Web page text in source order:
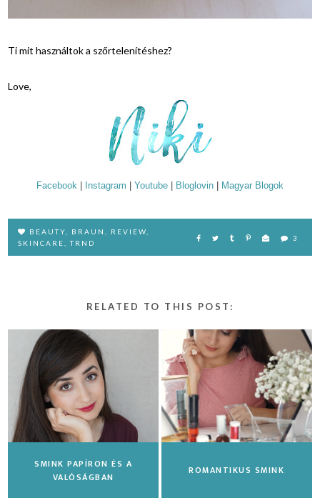
Ti mit használtok a szőrtelenítéshez?
Love,
Facebook Instagram Youtube Bloglovin Magyar Blogok
BEAUTY BRAUN REVIEW
SKINCARE
,TRND
3
RELATED TO THIS POST:
SMINK PAPÍRON ÉS A
VALÓSÁGBAN
ROMANTIKUS SMINK